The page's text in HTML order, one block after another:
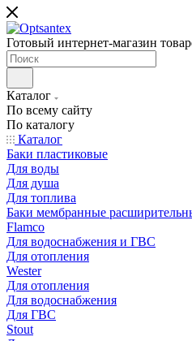
Готовый интернет-магазин
Каталог
По всему сайту
По каталогу
Каталог
Баки пластиковые
Для воды
Для душа
Для топлива
Баки мембранные
Flamco
Для водоснабжения и ГВС
Для отопления
Wester
Для отопления
Для водоснабжения
Для ГВС
Stout